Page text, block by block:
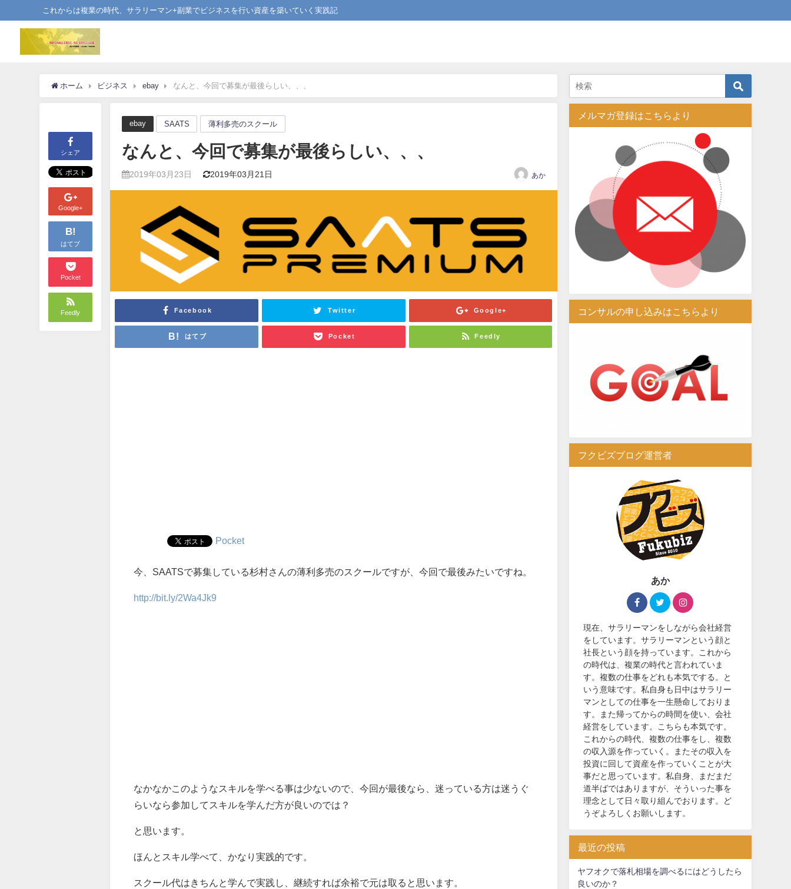
これからは複業の時代、サラリーマン+副業でビジネスを行い資産を築いていく実践記
ホーム ビジネス ebay なんと、今回で募集が最後らしい、、、
シェア
Google+
B!
はてブ
Pocket
Feedly
ebay SAATS 薄利多売のスクール
なんと、今回で募集が最後らしい、、、
2019年03月23日 2019年03月21日 あか
Facebook Twitter Google+
はてブ Pocket Feedly
Pocket
今、SAATSで募集している杉村さんの薄利多売のスクールですが、今回で最後みたいですね。
http://bit.ly/2Wa4Jk9
なかなかこのようなスキルを学べる事は少ないので、今回が最後なら、迷っている方は迷うぐ
らいなら参加してスキルを学んだ方が良いのでは？
と思います。
ほんとスキル学べて、かなり実践的です。
スクール代はきちんと学んで実践し、継続すれば余裕で元は取ると思います。
メルマガ登録はこちらより
コンサルの申し込みはこちらより
フクビズブログ運営者
あか
現在、サラリーマンをしながら会社経営
をしています。サラリーマンという顔と
社長という顔を持っています。これから
の時代は、複業の時代と言われていま
す。複数の仕事をどれも本気でする。と
いう意味です。私自身も日中はサラリー
マンとしての仕事を一生懸命しておりま
す。また帰ってからの時間を使い、会社
経営をしています。こちらも本気です。
これからの時代、複数の仕事をし、複数
の収入源を作っていく。またその収入を
投資に回して資産を作っていくことが大
事だと思っています。私自身、まだまだ
道半ばではありますが、そういった事を
理念として日々取り組んでおります。ど
うぞよろしくお願いします。
最近の投稿
ヤフオクで落札相場を調べるにはどうしたら
良いのか？